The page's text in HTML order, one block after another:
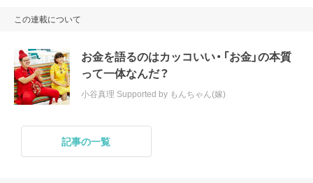
この連載について
お金を語るのはカッコいい・「お金」の本質
って一体なんだ？
小谷真理 Supported by もんちゃん(嫁)
記事の一覧